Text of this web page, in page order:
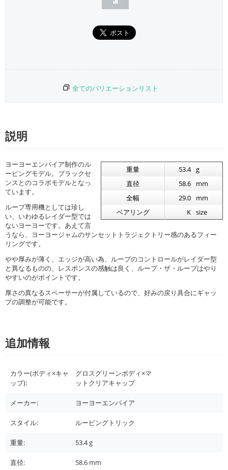
全てのバリエーションリスト
説明
重量 53.4 g
直径
58.6
mm
全幅
29.0
mm
ベアリング
K size
ヨーヨーエンパイア制作のル
ーピングモデル。ブラックセ
ンスとのコラボモデルとなっ
ています。
ループ専用機としては珍し
い、いわゆるレイダー型では
ないヨーヨーです。あえて言
うなら、ヨーヨージャムのサンセットトラジェクトリー感のあるフィー
リングです。
やや厚みが薄く、エッジが高い為、ループのコントロールがレイダー型
と異なるものの、レスポンスの感触は良く、ループ・ザ・ループはやり
やすいのがポイントです。
厚さの異なるスペーサーが付属しているので、好みの戻り具合にギャッ
プの調整が可能です。
追加情報
カラー(ボディ×キャ
ップ):
グロスグリーンボディ×マ
ットクリアキャップ
メーカー: ヨーヨーエンパイア
スタイル: ルーピングトリック
重量: 53.4g
直径: 58.6 mm